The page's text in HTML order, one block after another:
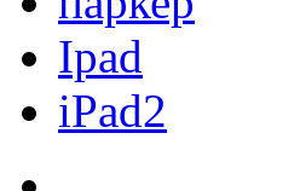
Ipad
iPad2